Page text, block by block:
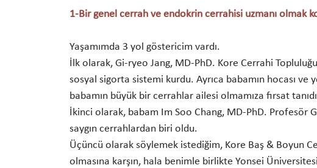
1-Bir genel cerrah ve endokrin cerrahisi uzmanı olmak
Yaşamımda 3 yol göstericim vardı.
İlk olarak, Gi-ryeo Jang, MD-PhD. Kore Cerrahi
sosyal sigorta sistemi kurdu. Ayrıca babamın hocası
babamın büyük bir cerrahlar ailesi olmamıza fırsat
İkinci olarak, babam Im Soo Chang, MD-PhD. Profesör
saygın cerrahlardan biri oldu.
Üçüncü olarak söylemek istediğim, Kore Baş & Boyun
olmasına karşın, hala benimle birlikte Yonsei